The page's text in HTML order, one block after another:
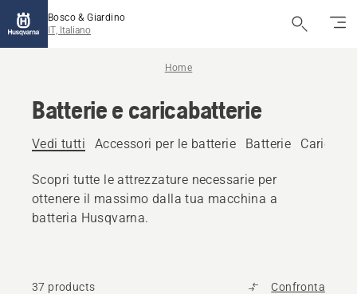
Bosco & Giardino
IT, Italiano
Home
Batterie e caricabatterie
Vedi tutti Accessori per le batterie Batterie
Scopri tutte le attrezzature necessarie per
ottenere il massimo dalla tua macchina a
batteria Husqvarna.
37 products Confronta